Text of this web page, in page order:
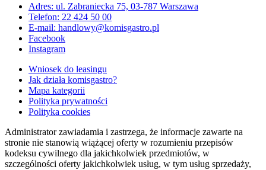
Adres: ul. Zabraniecka 75, 03-787 Warszawa
Telefon: 22 424 50 00
E-mail: handlowy@komisgastro.pl
Facebook
Instagram
Wniosek do leasingu
Jak działa komisgastro?
Mapa kategorii
Polityka prywatności
Polityka cookies
Administrator zawiadamia i zastrzega, że informacje zawarte na
stronie nie stanowią wiążącej oferty w rozumieniu przepisów
kodeksu cywilnego dla jakichkolwiek przedmiotów, w
szczególności oferty jakichkolwiek usług, w tym usług sprzedaży,